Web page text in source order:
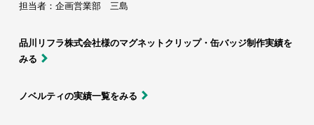
担当者：企画営業部 三島
品川リフラ株式会社様のマグネットクリップ・缶バッジ制作実績を
みる
ノベルティの実績一覧をみる